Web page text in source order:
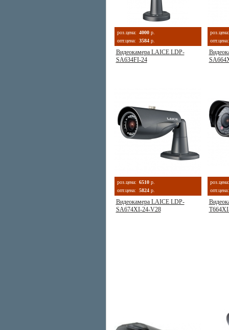
роз.цена: 4000 р.
опт.цена:
3584 р.
Видеокамера LAICE LDP-
SA634FI-24
роз.цена:
опт.цена:
роз.цена: 6510 р.
опт.цена:
5824 р.
Видеокамера LAICE LDP-
SA674XI-24-V28
роз.цена:
опт.цена: